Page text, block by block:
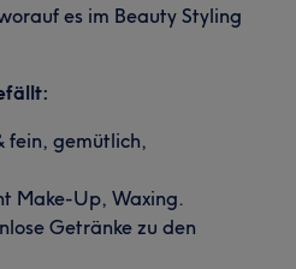
es im Beauty Styling
fein, gemütlich,
Make-Up, Waxing.
Getränke zu den